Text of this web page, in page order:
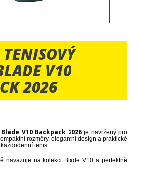
V10
2026
V10 Backpack 2026je navržený pro
rozměry, elegantní design a praktické
tenis.
navazuje na kolekci Blade V10 a perfektně